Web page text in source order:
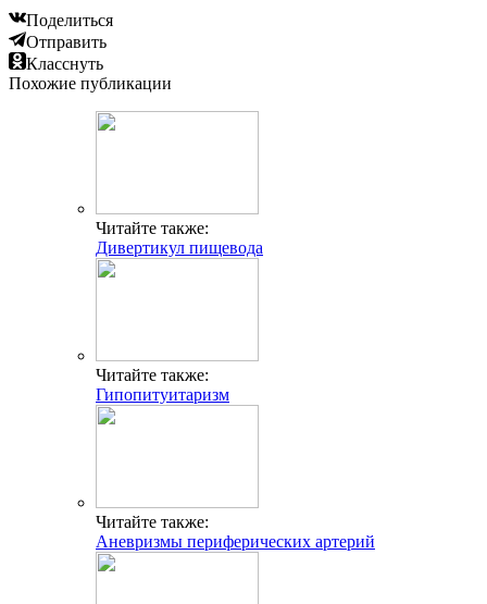
Поделиться
Отправить
Класснуть
Похожие публикации
Читайте также:
Дивертикул пищевода
Читайте также:
Гипопитуитаризм
Читайте также:
Аневризмы периферических артерий